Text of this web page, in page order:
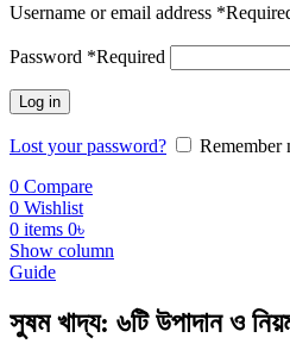
Username or email address *
Password *Required
Log in
Lost your password?
Remember
0 Compare
0 Wishlist
0 items 0৳
Show column
Guide
সুষম খাদ্য: ৬টি উপাদান ও